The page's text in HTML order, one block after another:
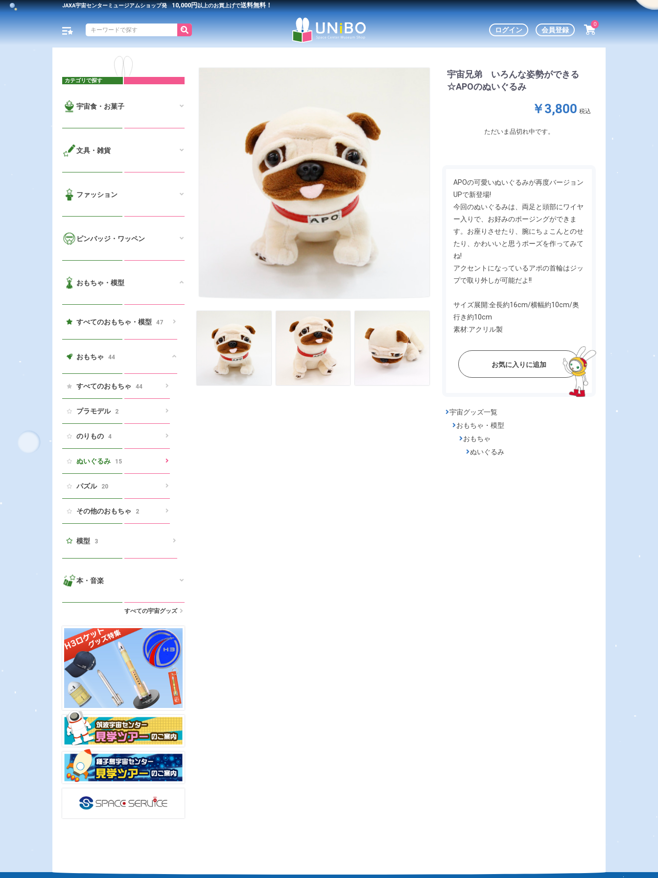
JAXA宇宙センターミュージアムショップ発 10,000円以上のお買上げで送料無料！
ログイン 会員登録
0
カテゴリで探す
宇宙食・お菓子
文具・雑貨
ファッション
ピンバッジ・ワッペン
おもちゃ・模型
すべてのおもちゃ・模型 47
おもちゃ 44
すべてのおもちゃ 44
プラモデル 2
のりもの 4
ぬいぐるみ 15
パズル 20
その他のおもちゃ 2
模型 3
本・音楽
すべての宇宙グッズ
宇宙兄弟 いろんな姿勢ができる
☆APOのぬいぐるみ
￥3,800 税込
ただいま品切れ中です。
APOの可愛いぬいぐるみが再度バージョン
UPで新登場!
今回のぬいぐるみは、両足と頭部にワイヤ
ー入りで、お好みのポージングができま
す。お座りさせたり、腕にちょこんとのせ
たり、かわいいと思うポーズを作ってみて
ね!
アクセントになっているアポの首輪はジッ
プで取り外しが可能だよ!!
サイズ展開:全長約16cm/横幅約10cm/奥
行き約10cm
素材:アクリル製
お気に入りに追加
宇宙グッズ一覧
おもちゃ・模型
おもちゃ
ぬいぐるみ